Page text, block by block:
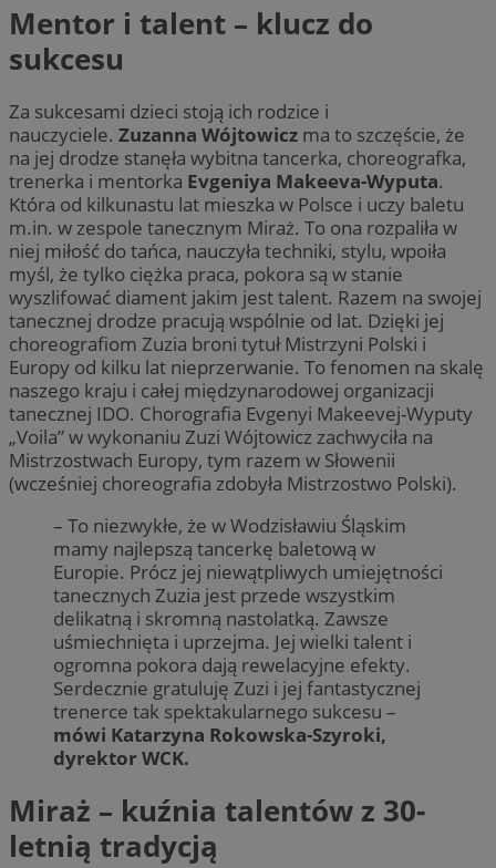
Mentor i talent – klucz do
sukcesu
Za sukcesami dzieci stoją ich rodzice i
nauczyciele. Zuzanna Wójtowicz ma to szczęście, że
na jej drodze stanęła wybitna tancerka, choreografka,
trenerka i mentorka Evgeniya Makeeva-Wyputa.
Która od kilkunastu lat mieszka w Polsce i uczy baletu
m.in. w zespole tanecznym Miraż. To ona rozpaliła w
niej miłość do tańca, nauczyła techniki, stylu, wpoiła
myśl, że tylko ciężka praca, pokora są w stanie
wyszlifować diament jakim jest talent. Razem na swojej
tanecznej drodze pracują wspólnie od lat. Dzięki jej
choreografiom Zuzia broni tytuł Mistrzyni Polski i
Europy od kilku lat nieprzerwanie. To fenomen na skalę
naszego kraju i całej międzynarodowej organizacji
tanecznej IDO. Chorografia Evgenyi Makeevej-Wyputy
„Voila” w wykonaniu Zuzi Wójtowicz zachwyciła na
Mistrzostwach Europy, tym razem w Słowenii
(wcześniej choreografia zdobyła Mistrzostwo Polski).
– To niezwykłe, że w Wodzisławiu Śląskim
mamy najlepszą tancerkę baletową w
Europie. Prócz jej niewątpliwych umiejętności
tanecznych Zuzia jest przede wszystkim
delikatną i skromną nastolatką. Zawsze
uśmiechnięta i uprzejma. Jej wielki talent i
ogromna pokora dają rewelacyjne efekty.
Serdecznie gratuluję Zuzi i jej fantastycznej
trenerce tak spektakularnego sukcesu –
mówi Katarzyna Rokowska-Szyroki,
dyrektor WCK.
Miraż – kuźnia talentów z 30-
letnią tradycją